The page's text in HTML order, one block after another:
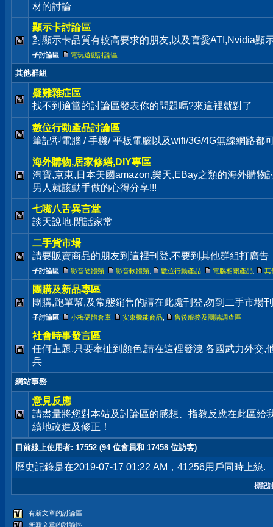
材的討論
顯示卡討論區
對顯示卡品質有較高要求的朋友,以及喜愛ATI,Nvidia顯
子討論區: 電玩遊戲討論區
其他群組
疑難雜症區
找不到適當的討論區發表你的問題嗎?來這裡就對了
數位行動產品討論區
筆記型電腦 / 手機/ 平板電腦以及wifi/3G/4G無線網路都
海外購物,居家修繕,DIY專區
淘寶,京東,日本美國amazon,樂天,EBay之類的海外購物
男人就該動手做的心得分享!!!
七嘴八舌異言堂
談天說地,閒話家常
二手貨市場
請要販賣商品的朋友到這裡刊登,不要到其他群組打廣告
子討論區: 影音硬體類 影音軟體類 數位行動產品 電腦相關產品 其
團購及新品專區
團購,跑單幫,及常態銷售的請在此處刊登,勿到二手市場
子討論區: 小梅硬體倉庫 安東機能商品 售後服務及團購調查區
社會時事發言區
任何主題,只要牽扯到顏色,請在這裡發洩 各國武力外交,
兵
網站事務
意見反應
請盡量將您對本站及討論區的感想、指教反應在此區給
續地改進及修正！
目前線上使用者: 17552 (94 位會員和 17458 位訪客)
歷史記錄是在2019-07-17 01:22 AM，41256用戶同時上線.
標記
有新文章的討論區
無新文章的討論區